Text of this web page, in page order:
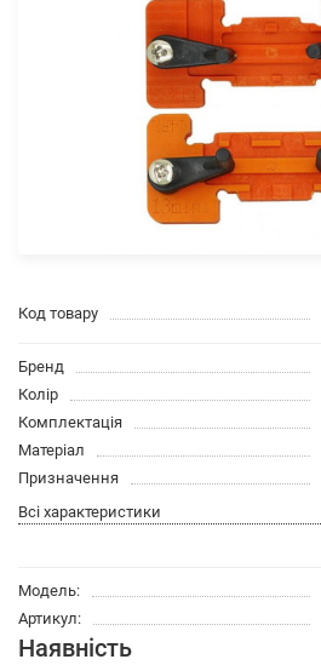
Код товару
Бренд
Колір
Комплектація
Матеріал
Призначення
Всі характеристики
Модель:
Артикул:
Наявність